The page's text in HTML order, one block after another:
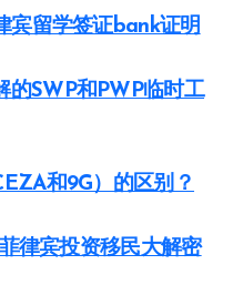
宾留学签证bank证明
的SWP和PWP临时工
和9G）的区别？
律宾投资移民大解密